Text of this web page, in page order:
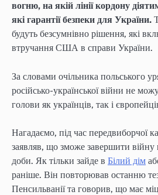
вогню, на якій лінії кордону
які гарантії безпеки для України.
будуть безсумнівно рішення, які
втручання США в справи України.
За словами очільника польського
російсько-української війни не
голови як українців, так і
Нагадаємо, під час передвиборчої
заявляв, що зможе завершити війну
доби. Як тільки зайде в Білий дім
раніше. Він повторював останню
Пенсильванії та говорив, що має